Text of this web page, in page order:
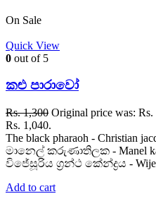
On Sale
Quick View
0 out of 5
කළු පාරාවෝ
Rs.1,300 Original price was: Rs.
Rs. 1,040.
The black pharaoh - Christian
මානෙල් කරුණාතිලක - Manel
විජේසූරිය ග්‍රන්ථ කේන්ද්‍රය -
Add to cart